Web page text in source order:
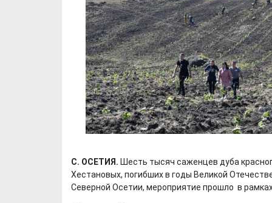
С. ОСЕТИЯ. Шесть тысяч саженцев дуба
Хестановых, погибших в годы Великой
Северной Осетии, мероприятие прошло в